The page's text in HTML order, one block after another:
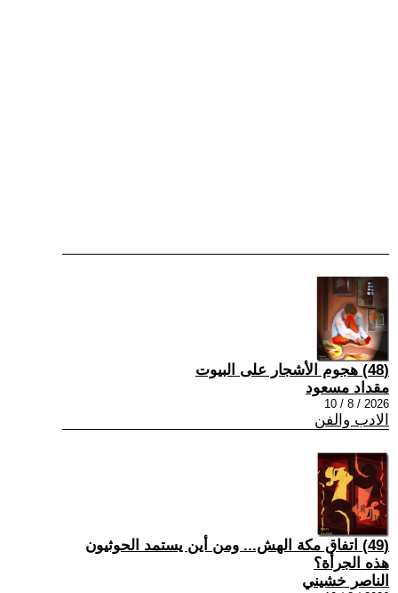
(48) هجوم الأشجار على البيوت
مقداد مسعود
2026 / 8 / 10
الادب والفن
(49) اتفاق مكة الهش... ومن أين يستمد الحوثيون
هذه الجرأة؟
الناصر خشيني